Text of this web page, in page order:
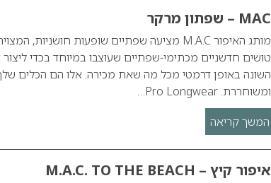
MAC – שפתון מרקר
טושים חדשניים מכתימי-שפתיים שעוצבו במיוחד בכדי
השונה באופן דרמטי מכל מה שאת מכירה. אלו הם הכלים
ומשוחררת. Pro Longwear…
המשך קריאה
איפור קיץ – M.A.C. TO THE BEACH